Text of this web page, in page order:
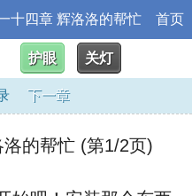
十四章 辉洛洛的帮忙 首页
护眼 关灯
下一章
的帮忙 (第1/2页)